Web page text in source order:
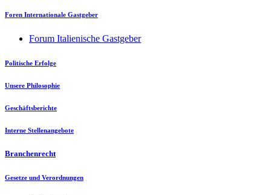
Foren Internationale Gastgeber
Forum Italienische Gastgeber
Politische Erfolge
Unsere Philosophie
Geschäftsberichte
Interne Stellenangebote
Branchenrecht
Gesetze und Verordnungen